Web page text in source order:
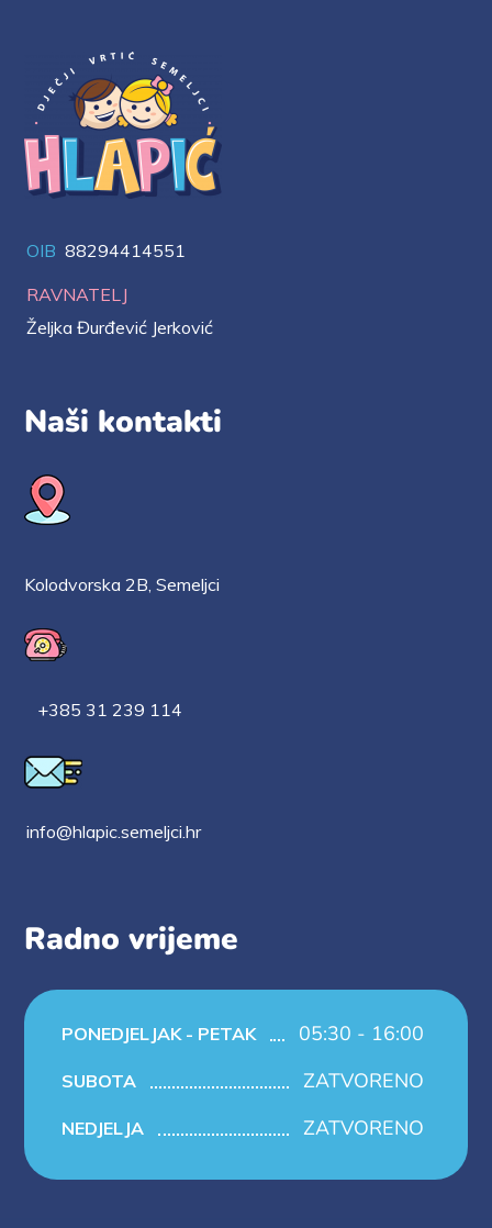
OIB88294414551
RAVNATELJ
Željka Đurđević Jerković
Naši kontakti
Kolodvorska 2B, Semeljci
+385 31 239 114
info@hlapic.semeljci.hr
Radno vrijeme
PONEDJELJAK - PETAK 05:30 - 16:00
SUBOTA ZATVORENO
NEDJELJA ZATVORENO